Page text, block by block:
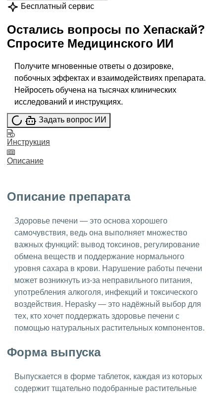
Бесплатный сервис
Остались вопросы по Хепаскай?
Спросите Медицинского ИИ
Получите мгновенные ответы о дозировке,
побочных эффектах и взаимодействиях препарата.
Нейросеть обучена на тысячах клинических
исследований и инструкциях.
Задать вопрос ИИ
Инструкция
Описание
Описание препарата
Здоровье печени — это основа хорошего
самочувствия, ведь она выполняет множество
важных функций: вывод токсинов, регулирование
обмена веществ и поддержание нормального
уровня сахара в крови. Нарушение работы печени
может возникнуть из-за неправильного питания,
употребления алкоголя, инфекций и токсического
воздействия. Hepasky — это надёжный выбор для
тех, кто хочет поддержать здоровье печени с
помощью натуральных растительных компонентов.
Форма выпуска
Выпускается в форме таблеток, каждая из которых
содержит тщательно подобранные растительные